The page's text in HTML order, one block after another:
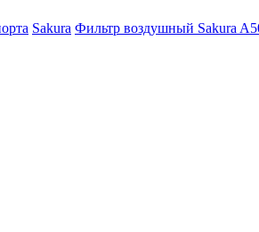
Sakura Фильтр воздушный Sakura